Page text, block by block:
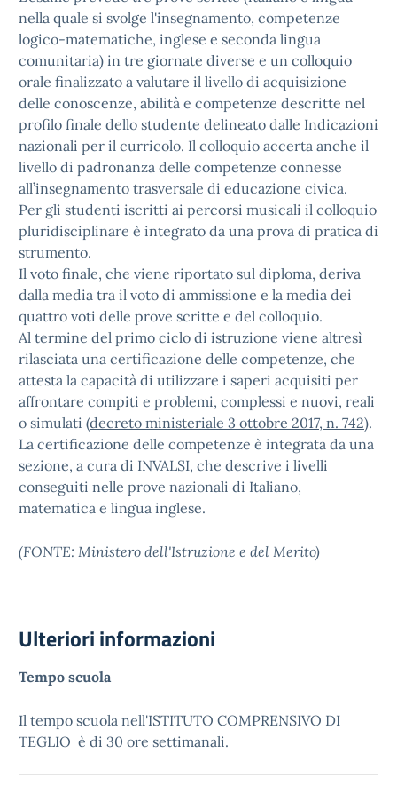
nella quale si svolge l'insegnamento, competenze
logico-matematiche, inglese e seconda lingua
comunitaria) in tre giornate diverse e un colloquio
orale finalizzato a valutare il livello di acquisizione
delle conoscenze, abilità e competenze descritte nel
profilo finale dello studente delineato dalle Indicazioni
nazionali per il curricolo. Il colloquio accerta anche il
livello di padronanza delle competenze connesse
all’insegnamento trasversale di educazione civica.
Per gli studenti iscritti ai percorsi musicali il colloquio
pluridisciplinare è integrato da una prova di pratica di
strumento.
Il voto finale, che viene riportato sul diploma, deriva
dalla media tra il voto di ammissione e la media dei
quattro voti delle prove scritte e del colloquio.
Al termine del primo ciclo di istruzione viene altresì
rilasciata una certificazione delle competenze, che
attesta la capacità di utilizzare i saperi acquisiti per
affrontare compiti e problemi, complessi e nuovi, reali
o simulati (decreto ministeriale 3 ottobre 2017, n. 742).
La certificazione delle competenze è integrata da una
sezione, a cura di INVALSI, che descrive i livelli
conseguiti nelle prove nazionali di Italiano,
matematica e lingua inglese.
(FONTE: Ministero dell'Istruzione e del Merito)
Ulteriori informazioni
Tempo scuola
Il tempo scuola nell'ISTITUTO COMPRENSIVO DI
TEGLIO è di 30 ore settimanali.